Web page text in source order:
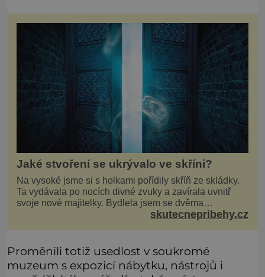
Jaké stvoření se ukrývalo ve skříni?
Na vysoké jsme si s holkami pořídily skříň ze skládky.
Ta vydávala po nocích divné zvuky a zavírala uvnitř
svoje nové majitelky. Bydlela jsem se dvěma
kamarádkami a bavilo nás zvelebovat si náš byt. Skoro
skutecnepribehy.cz
Proměnili totiž usedlost v soukromé
muzeum s expozicí nábytku, nástrojů i